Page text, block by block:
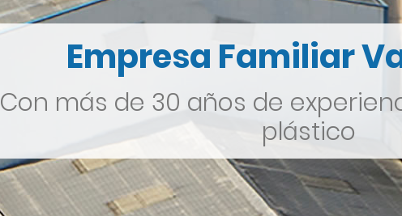
Empresa Familiar
Con más de 30 años de
plástico